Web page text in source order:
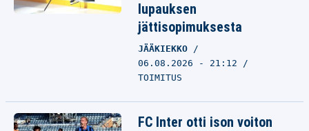
lupauksen
jättisopimuksesta
JÄÄKIEKKO
06.08.2026 - 21:12
TOIMITUS
FC Inter otti ison voiton